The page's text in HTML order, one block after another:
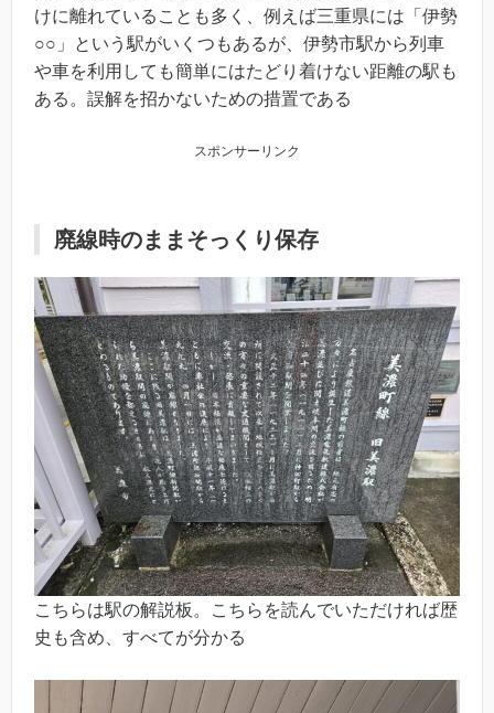
けに離れていることも多く、例えば三重県には「伊勢
○○」という駅がいくつもあるが、伊勢市駅から列車
や車を利用しても簡単にはたどり着けない距離の駅も
ある。誤解を招かないための措置である
スポンサーリンク
廃線時のままそっくり保存
こちらは駅の解説板。こちらを読んでいただければ歴
史も含め、すべてが分かる